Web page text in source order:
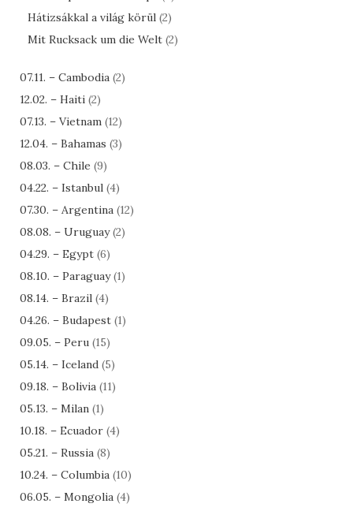
Hátizsákkal a világ körül (2)
Mit Rucksack um die Welt (2)
07.11. – Cambodia (2)
12.02. – Haiti (2)
07.13. – Vietnam (12)
12.04. – Bahamas (3)
08.03. – Chile (9)
04.22. – Istanbul (4)
07.30. – Argentina (12)
08.08. – Uruguay(2)
04.29. – Egypt (6)
08.10. – Paraguay(1)
08.14. – Brazil (4)
04.26. – Budapest (1)
09.05. – Peru (15)
05.14. – Iceland (5)
09.18. – Bolivia (11)
05.13. – Milan (1)
10.18. – Ecuador (4)
05.21. – Russia (8)
10.24. – Columbia (10)
06.05. – Mongolia (4)